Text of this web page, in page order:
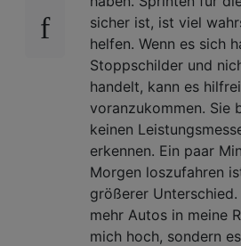
sicher ist, ist viel
helfen. Wenn es sich
Stoppschilder und
handelt, kann es
voranzukommen. Sie
keinen
erkennen. Ein paar
Morgen loszufahren
größerer
mehr Autos in meine
mich hoch, sondern